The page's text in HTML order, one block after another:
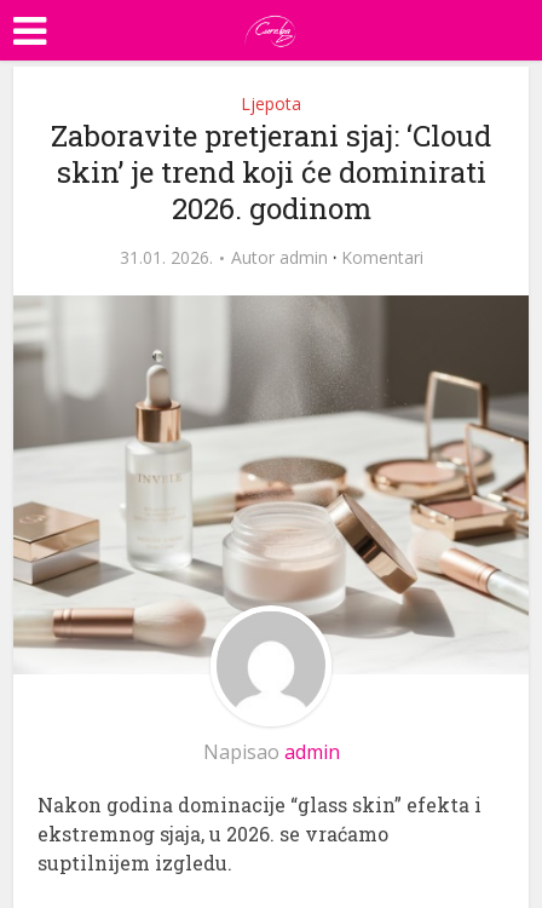
Ljepota
Zaboravite pretjerani sjaj: ‘Cloud
skin’ je trend koji će dominirati
2026. godinom
31.01. 2026. Autor admin · Komentari
Napisao admin
Nakon godina dominacije “glass skin” efekta i
ekstremnog sjaja, u 2026. se vraćamo
suptilnijem izgledu.